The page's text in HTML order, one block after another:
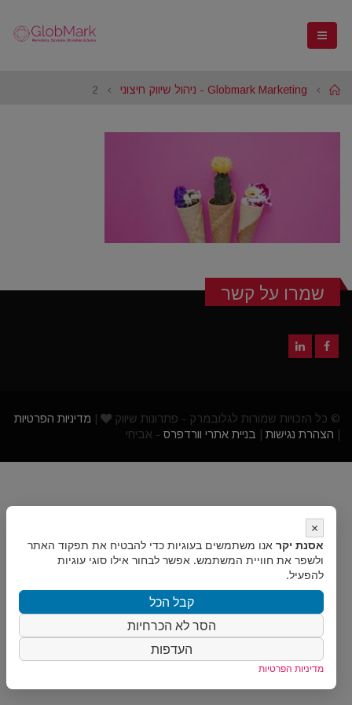
Home
Globmark Marketing - ניהול שיווק חיצוני 2
שמרו על קשר
© כל הזכויות שמורות לגלובמרק - פתרונות שיווק
מדיניות הפרטיות
הצהרת נגישות בניית אתרי וורדפרס - אביחי
×
אסנת יקר אנו משתמשים בעוגיות כדי להבטיח את תפקוד האתר
ולשפר את חוויית המשתמש. אפשר לבחור אילו סוגי עוגיות
להפעיל.
קבל הכל
הסר לא הכרחיות
העדפות
מדיניות הפרטיות